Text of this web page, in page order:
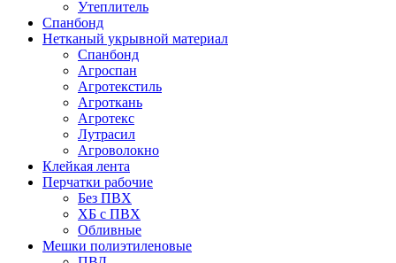
Утеплитель
Спанбонд
Нетканый укрывной материал
Спанбонд
Агроспан
Агротекстиль
Агроткань
Агротекс
Лутрасил
Агроволокно
Клейкая лента
Перчатки рабочие
Без ПВХ
ХБ с ПВХ
Обливные
Мешки полиэтиленовые